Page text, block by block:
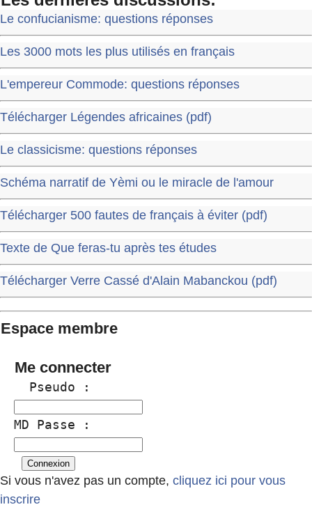
Le confucianisme: questions réponses
Les 3000 mots les plus utilisés en français
L'empereur Commode: questions réponses
Télécharger Légendes africaines (pdf)
Le classicisme: questions réponses
Schéma narratif de Yèmi ou le miracle de l'amour
Télécharger 500 fautes de français à éviter (pdf)
Texte de Que feras-tu après tes études
Télécharger Verre Cassé d'Alain Mabanckou (pdf)
Espace membre
Me connecter
  Pseudo :
MD Passe :
Si vous n'avez pas un compte, cliquez ici pour vous
inscrire